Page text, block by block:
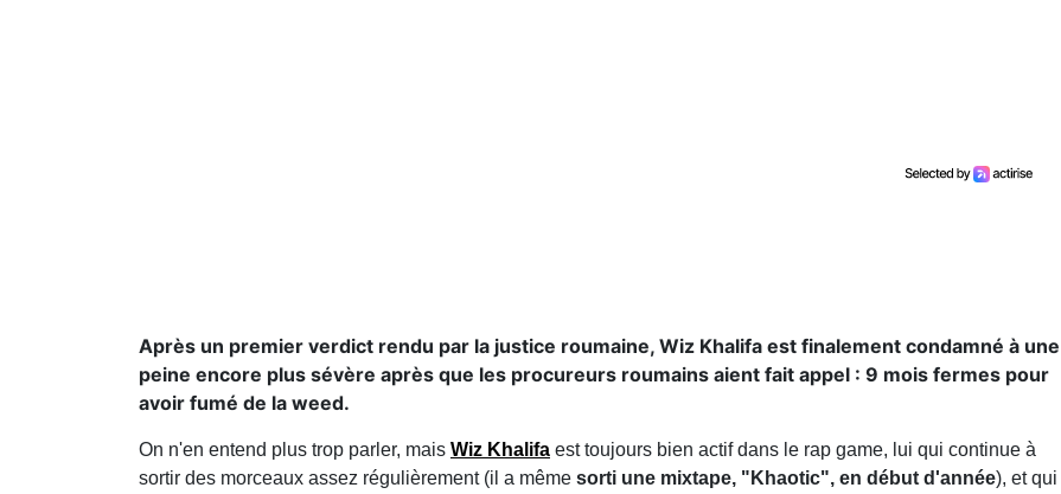
Après un premier verdict rendu par la justice roumaine, Wiz Khalifa est finalement condamné à une
peine encore plus sévère après que les procureurs roumains aient fait appel : 9 mois fermes pour
avoir fumé de la weed.
On n'en entend plus trop parler, mais Wiz Khalifa est toujours bien actif dans le rap game, lui qui continue à
sortir des morceaux assez régulièrement (il a même sorti une mixtape, "Khaotic", en début d'année), et qui